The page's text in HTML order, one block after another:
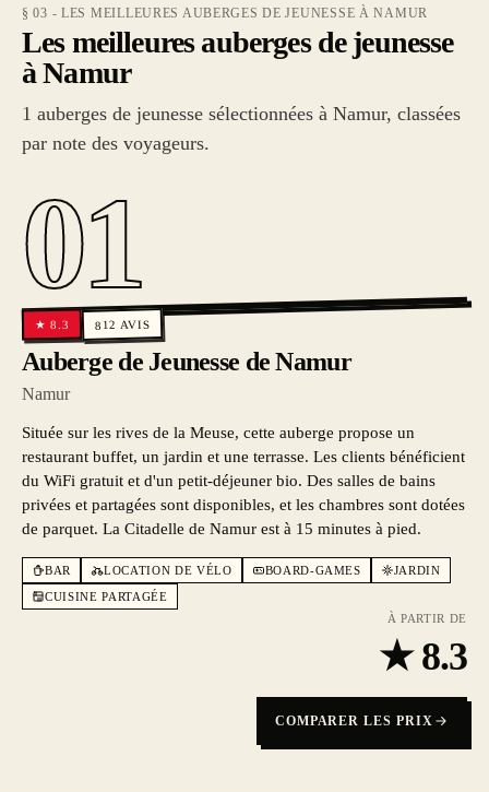
§ 03 - LES MEILLEURES AUBERGES DE JEUNESSE À NAMUR
Les meilleures auberges de jeunesse
à Namur
1 auberges de jeunesse sélectionnées à Namur, classées
par note des voyageurs.
01
★8.3 812 AVIS
Auberge de Jeunesse de Namur
Namur
Située sur les rives de la Meuse, cette auberge propose un
restaurant buffet, un jardin et une terrasse. Les clients bénéficient
du WiFi gratuit et d'un petit-déjeuner bio. Des salles de bains
privées et partagées sont disponibles, et les chambres sont dotées
de parquet. La Citadelle de Namur est à 15 minutes à pied.
BAR LOCATION DE VÉLO BOARD-GAMES
JARDIN
CUISINE PARTAGÉE
À PARTIR DE
★8.3
COMPARER LES PRIX